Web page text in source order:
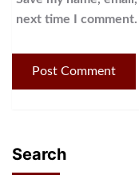
next time I comment.
Search